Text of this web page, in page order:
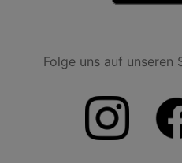
Folge uns auf unseren